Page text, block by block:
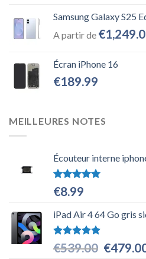
Samsung Galaxy S25
A partir de €
Écran iPhone 16
€189.99
MEILLEURES NOTES
Écouteur interne
Note5.00
sur 5
€8.99
iPad Air 4 64 Go gris
Note5.00
sur 5
€539.00 Le
€